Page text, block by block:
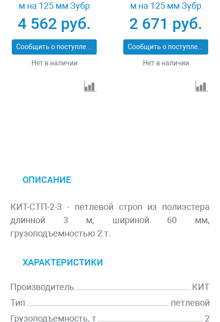
м на 125 мм Зубр
43555-5-6
4 562 руб.
Сообщить о поступлении
Нет в наличии
м на 125 мм Зубр
43555-5-3
2 671 руб.
Сообщить о поступлении
Нет в наличии
ОПИСАНИЕ
КИТ-СТП-2-3 - петлевой строп из полиэстера
длинной 3 м, шириной 60 мм,
грузоподъемностью 2 т.
ХАРАКТЕРИСТИКИ
Производитель
КИТ
Тип
петлевой
Грузоподъемность, т
2